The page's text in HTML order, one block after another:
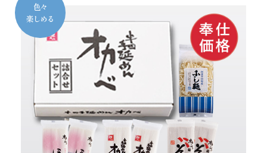
色々
楽しめる